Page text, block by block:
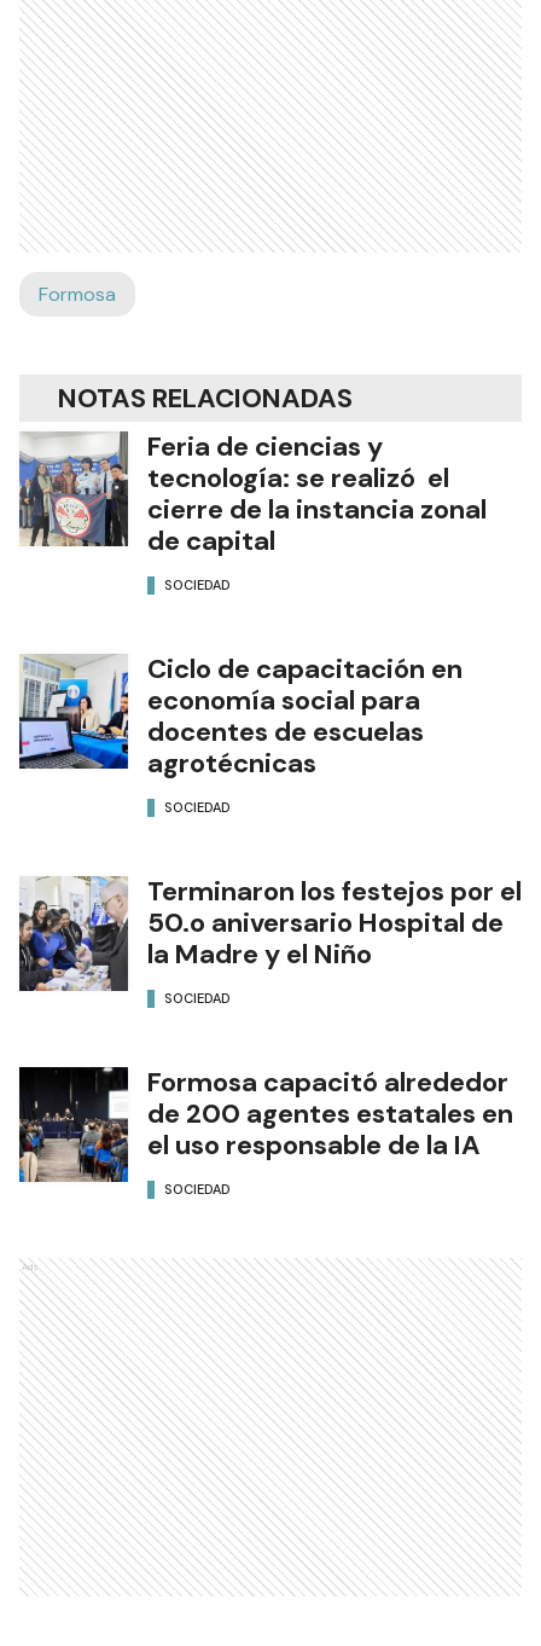
NOTAS RELACIONADAS
Feria de ciencias y
tecnología: se realizó el
cierre de la instancia zonal
de capital
Ciclo de capacitación en
economía social para
docentes de escuelas
agrotécnicas
Terminaron los festejos por el
50.o aniversario Hospital de
la Madre y el Niño
Formosa capacitó alrededor
de 200 agentes estatales en
el uso responsable de la IA
Ads